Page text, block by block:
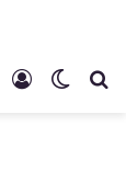
Connexion